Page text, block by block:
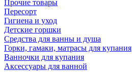
Прочие товары
Пересорт
Гигиена и уход
Детские горшки
Средства для ванны и душа
Горки, гамаки, матрасы для купания
Ванночки для купания
Аксессуары для ванной